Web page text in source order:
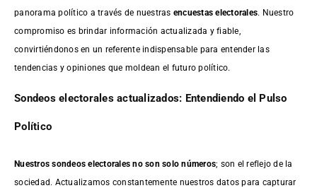
panorama político a través de nuestras encuestas electorales. Nuestro
compromiso es brindar información actualizada y fiable,
convirtiéndonos en un referente indispensable para entender las
tendencias y opiniones que moldean el futuro político.
Sondeos electorales actualizados: Entendiendo el Pulso
Político
Nuestros sondeos electorales no son solo números; son el reflejo de la
sociedad. Actualizamos constantemente nuestros datos para capturar